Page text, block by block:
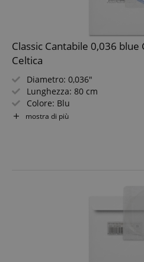
Classic Cantabile 0,036
Celtica
Diametro: 0,036"
Lunghezza: 80 cm
Colore: Blu
Materiale: Nylon
mostra di più